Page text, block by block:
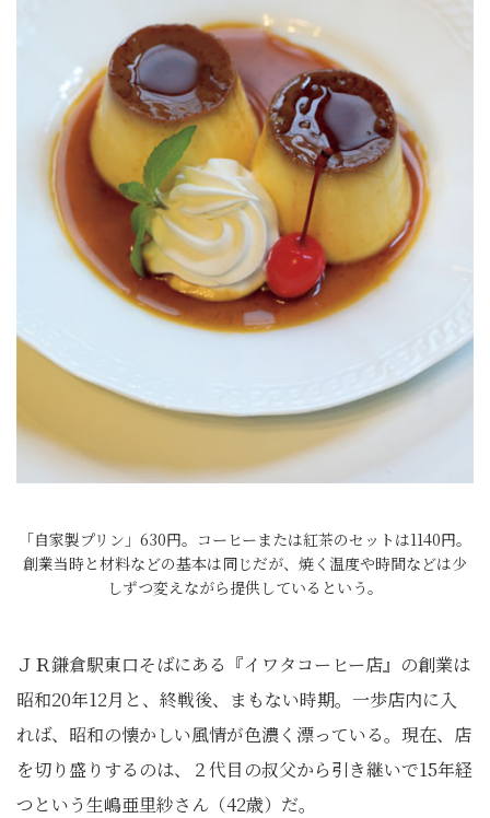
「自家製プリン」630円。コーヒーまたは紅茶のセットは1140円。
創業当時と材料などの基本は同じだが、焼く温度や時間などは少
しずつ変えながら提供しているという。
ＪＲ鎌倉駅東口そばにある『イワタコーヒー店』の創業は
昭和20年12月と、終戦後、まもない時期。一歩店内に入
れば、昭和の懐かしい風情が色濃く漂っている。現在、店
を切り盛りするのは、２代目の叔父から引き継いで15年経
つという生嶋亜里紗さん（42歳）だ。